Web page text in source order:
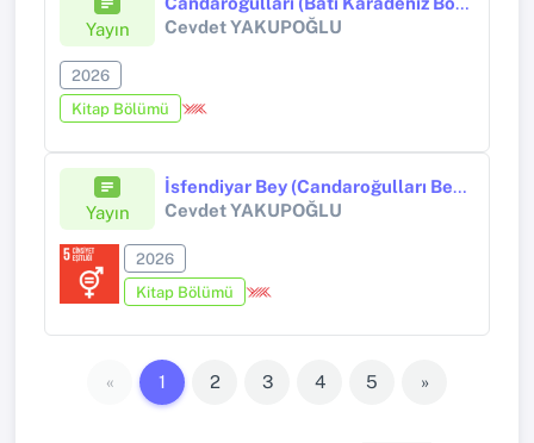
Yayın
Cevdet YAKUPOĞLU
2026
Kitap Bölümü
Yayın
İsfendiyar Bey (Candaroğulları Beyliği Hükümdarı)
Cevdet YAKUPOĞLU
2026
Kitap Bölümü
« 1 2 3 4 5 »